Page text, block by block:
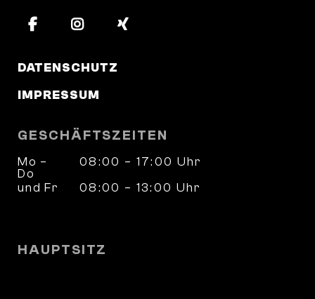
DATENSCHUTZ
IMPRESSUM
GESCHÄFTSZEITEN
Mo –
Do
08:00 – 17:00 Uhr
und Fr
08:00 – 13:00 Uhr
HAUPTSITZ